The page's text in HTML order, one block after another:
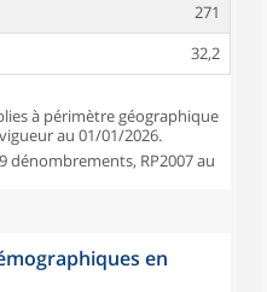
271
32,2
à périmètre géographique
au 01/01/2026.
dénombrements, RP2007 au
en